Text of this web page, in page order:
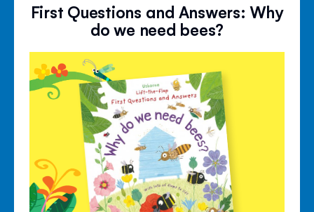
First Questions and Answers: Why
do we need bees?